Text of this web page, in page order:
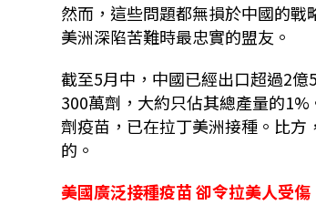
然而，這些問題都無損於中國的
美洲深陷苦難時最忠實的盟友。
截至5月中，中國已經出口超過2
300萬劑，大約只佔其總產量的
劑疫苗，已在拉丁美洲接種。比
的。
美國廣泛接種疫苗 卻令拉美人受傷